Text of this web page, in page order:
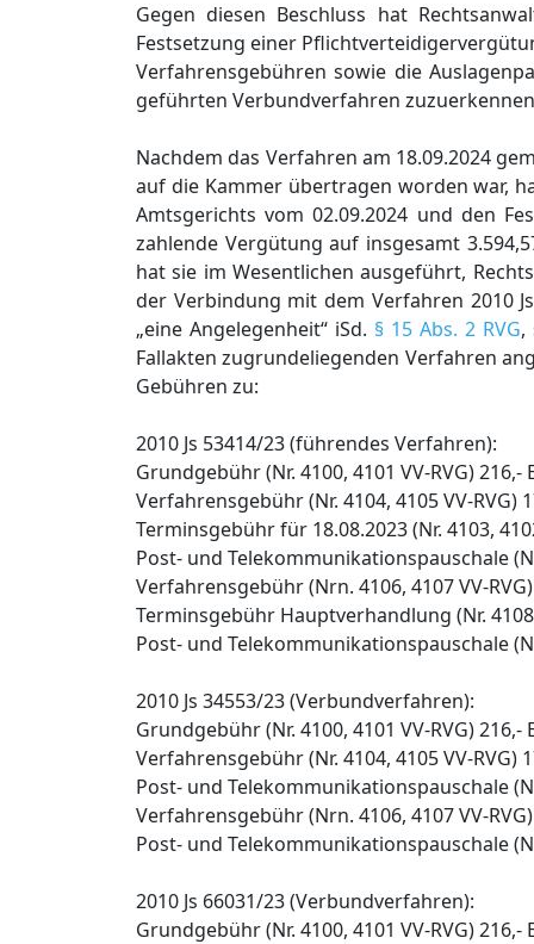
Gegen diesen Beschluss hat
Festsetzung einer
Verfahrensgebühren sowie die
geführten Verbundverfahren
Nachdem das Verfahren am 18.09.2024
auf die Kammer übertragen worden war,
Amtsgerichts vom 02.09.2024 und den
zahlende Vergütung auf insgesamt
hat sie im Wesentlichen ausgeführt,
der Verbindung mit dem Verfahren 2010
„eine Angelegenheit“ iSd. § 15 Abs. 2 RVG,
Fallakten zugrundeliegenden Verfahren
Gebühren zu:
2010 Js 53414/23 (führendes Verfahren):
Grundgebühr (Nr. 4100, 4101 VV-RVG) 216,-
Verfahrensgebühr (Nr. 4104, 4105 VV-RVG)
Terminsgebühr für 18.08.2023 (Nr. 4103,
Post- und Telekommunikationspauschale
Verfahrensgebühr (Nrn. 4106, 4107 VV-RVG)
Terminsgebühr Hauptverhandlung (Nr. 4108,
Post- und Telekommunikationspauschale
2010 Js 34553/23 (Verbundverfahren):
Grundgebühr (Nr. 4100, 4101 VV-RVG) 216,-
Verfahrensgebühr (Nr. 4104, 4105 VV-RVG)
Post- und Telekommunikationspauschale
Verfahrensgebühr (Nrn. 4106, 4107 VV-RVG)
Post- und Telekommunikationspauschale
2010 Js 66031/23 (Verbundverfahren):
Grundgebühr (Nr. 4100, 4101 VV-RVG) 216,-